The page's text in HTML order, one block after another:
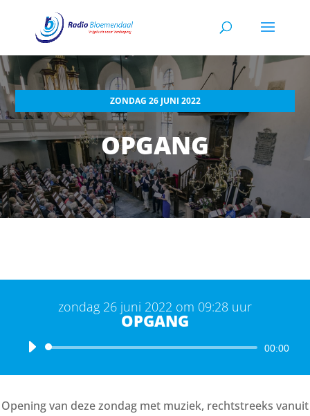
ZONDAG 26 JUNI 2022
OPGANG
zondag 26 juni 2022 om 09:28 uur
OPGANG
Audiospeler 00:00
Opening van deze zondag met muziek, rechtstreeks vanuit